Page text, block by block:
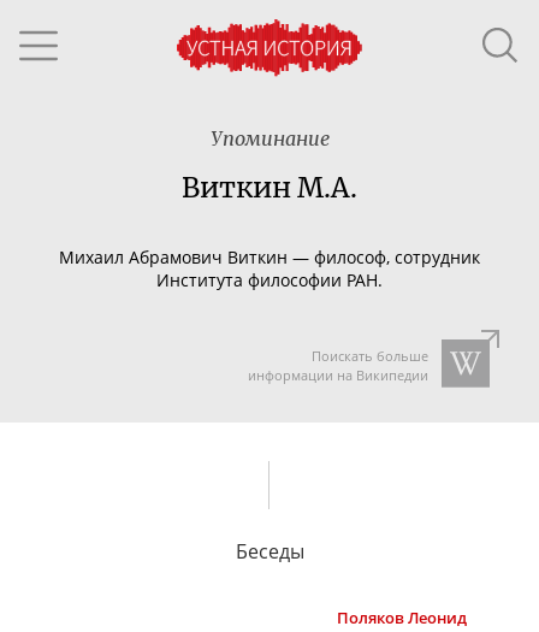
Упоминание
Виткин М.А.
Михаил Абрамович Виткин — философ, сотрудник
Института философии РАН.
Поискать больше
информации на Википедии
Беседы
ПоляковЛеонид